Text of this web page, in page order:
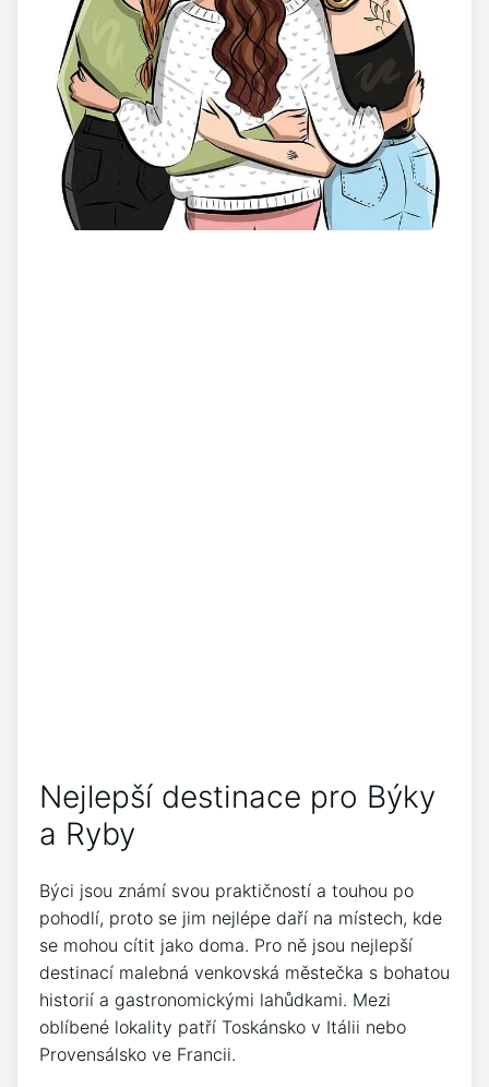
Nejlepší destinace pro Býky
a Ryby
Býci jsou známí svou praktičností a touhou po
pohodlí, proto se jim nejlépe daří na místech, kde
se mohou cítit jako doma. Pro ně jsou nejlepší
destinací malebná venkovská městečka s bohatou
historií a gastronomickými lahůdkami. Mezi
oblíbené lokality patří Toskánsko v Itálii nebo
Provensálsko ve Francii.